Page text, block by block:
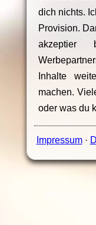
dich nichts.
Provision.
Inhalte
machen.
oder was du
Impressum·